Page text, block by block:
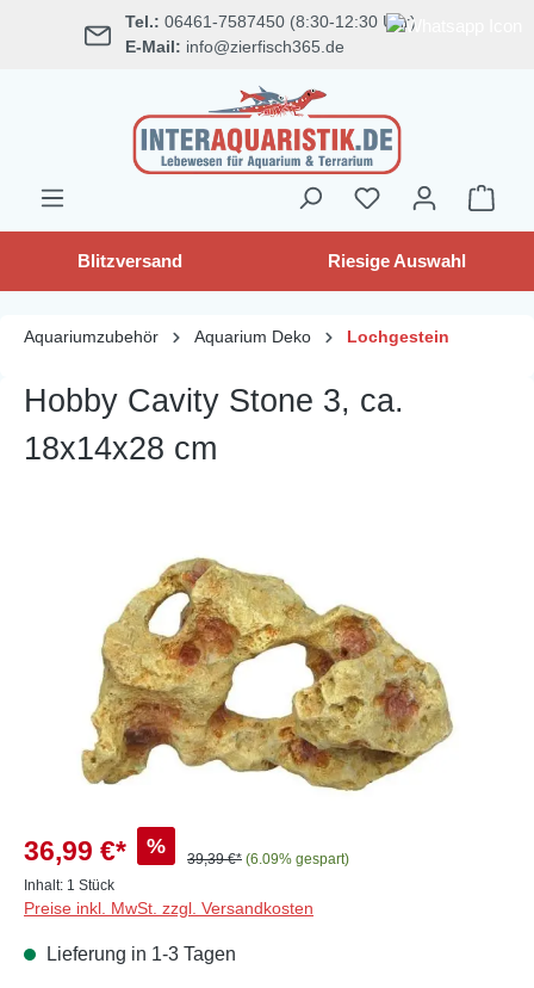
springen Tel.: 06461-7587450 (8:30-12:30 Uhr)
E-Mail: info@zierfisch365.de
Blitzversand Riesige Auswahl
Aquariumzubehör Aquarium Deko Lochgestein
Hobby Cavity Stone 3, ca.
18x14x28 cm
36,99 €* %
39,39 €* (6.09% gespart)
Inhalt: 1 Stück
Preise inkl. MwSt. zzgl. Versandkosten
Lieferung in 1-3 Tagen